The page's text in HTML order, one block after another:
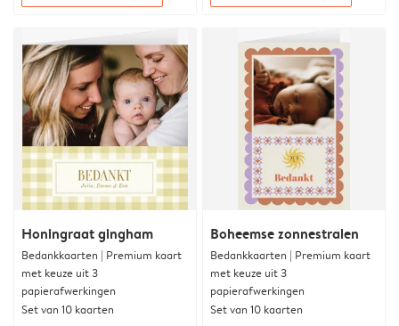
Honingraat gingham
Bedankkaarten | Premium kaart
met keuze uit 3
papierafwerkingen
Set van 10 kaarten
Boheemse zonnestralen
Bedankkaarten | Premium kaart
met keuze uit 3
papierafwerkingen
Set van 10 kaarten